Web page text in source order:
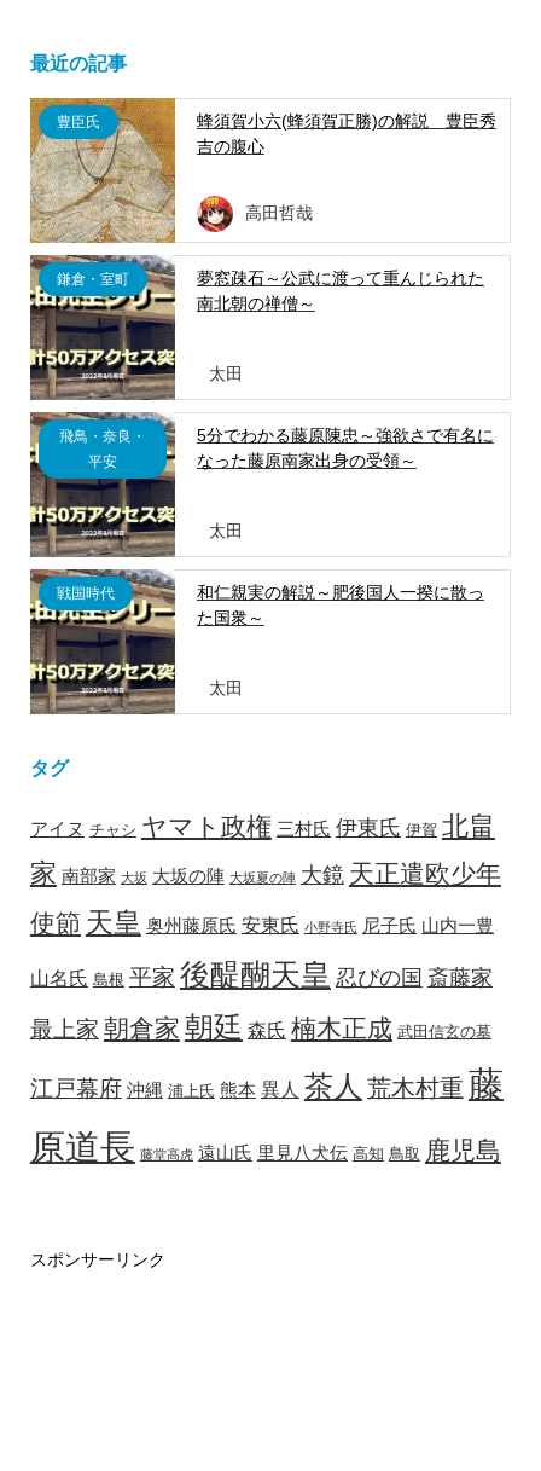
最近の記事
豊臣氏
蜂須賀小六(蜂須賀正勝)の解説 豊臣秀
吉の腹心
高田哲哉
鎌倉・室町
夢窓疎石～公武に渡って重んじられた
南北朝の禅僧～
太田
飛鳥・奈良・
平安
5分でわかる藤原陳忠～強欲さで有名に
なった藤原南家出身の受領～
太田
戦国時代
和仁親実の解説～肥後国人一揆に散っ
た国衆～
太田
タグ
アイヌ チャシ ヤマト政権 三村氏 伊東氏 伊賀 北畠
家 南部家 大坂 大坂の陣 大坂夏の陣 大鏡 天正遣欧少年
使節 天皇 奥州藤原氏 安東氏 小野寺氏 尼子氏 山内一豊
山名氏 島根 平家 後醍醐天皇 忍びの国 斎藤家
最上家 朝倉家 朝廷 森氏 楠木正成 武田信玄の墓
江戸幕府 沖縄 浦上氏 熊本 異人 茶人 荒木村重 藤
原道長 藤堂高虎 遠山氏 里見八犬伝 高知 鳥取 鹿児島
スポンサーリンク